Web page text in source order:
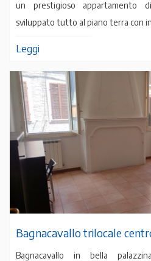
un prestigioso appartamento
sviluppato tutto al piano terra con
Leggi
Bagnacavallo trilocale
Bagnacavallo in bella